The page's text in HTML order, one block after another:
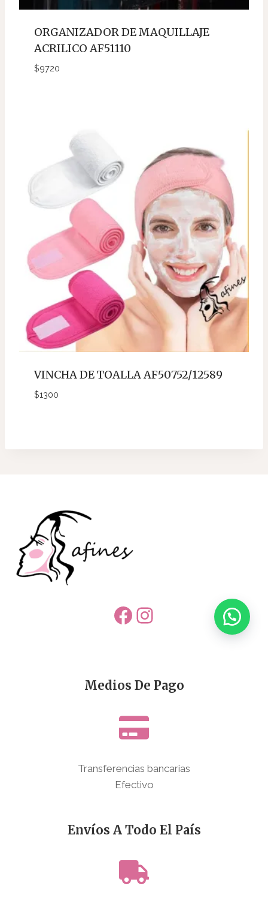
ORGANIZADOR DE MAQUILLAJE
ACRILICO AF51110
$9720
VINCHA DE TOALLA AF50752/12589
$1300
Facebook
Instagram
Medios De Pago
Transferencias bancarias
Efectivo
Envíos A Todo El País